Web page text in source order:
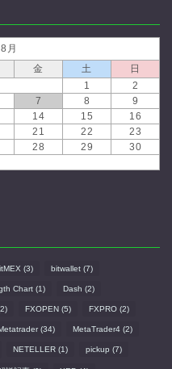
月
金 土
日
1
2
7 8
9
14 15
16
21 22
23
28 29
30
(3) bitwallet (7)
Chart (1) Dash (2)
FXOPEN (5) FXPRO (2)
(34) MetaTrader4 (2)
NETELLER (1) pickup (7)